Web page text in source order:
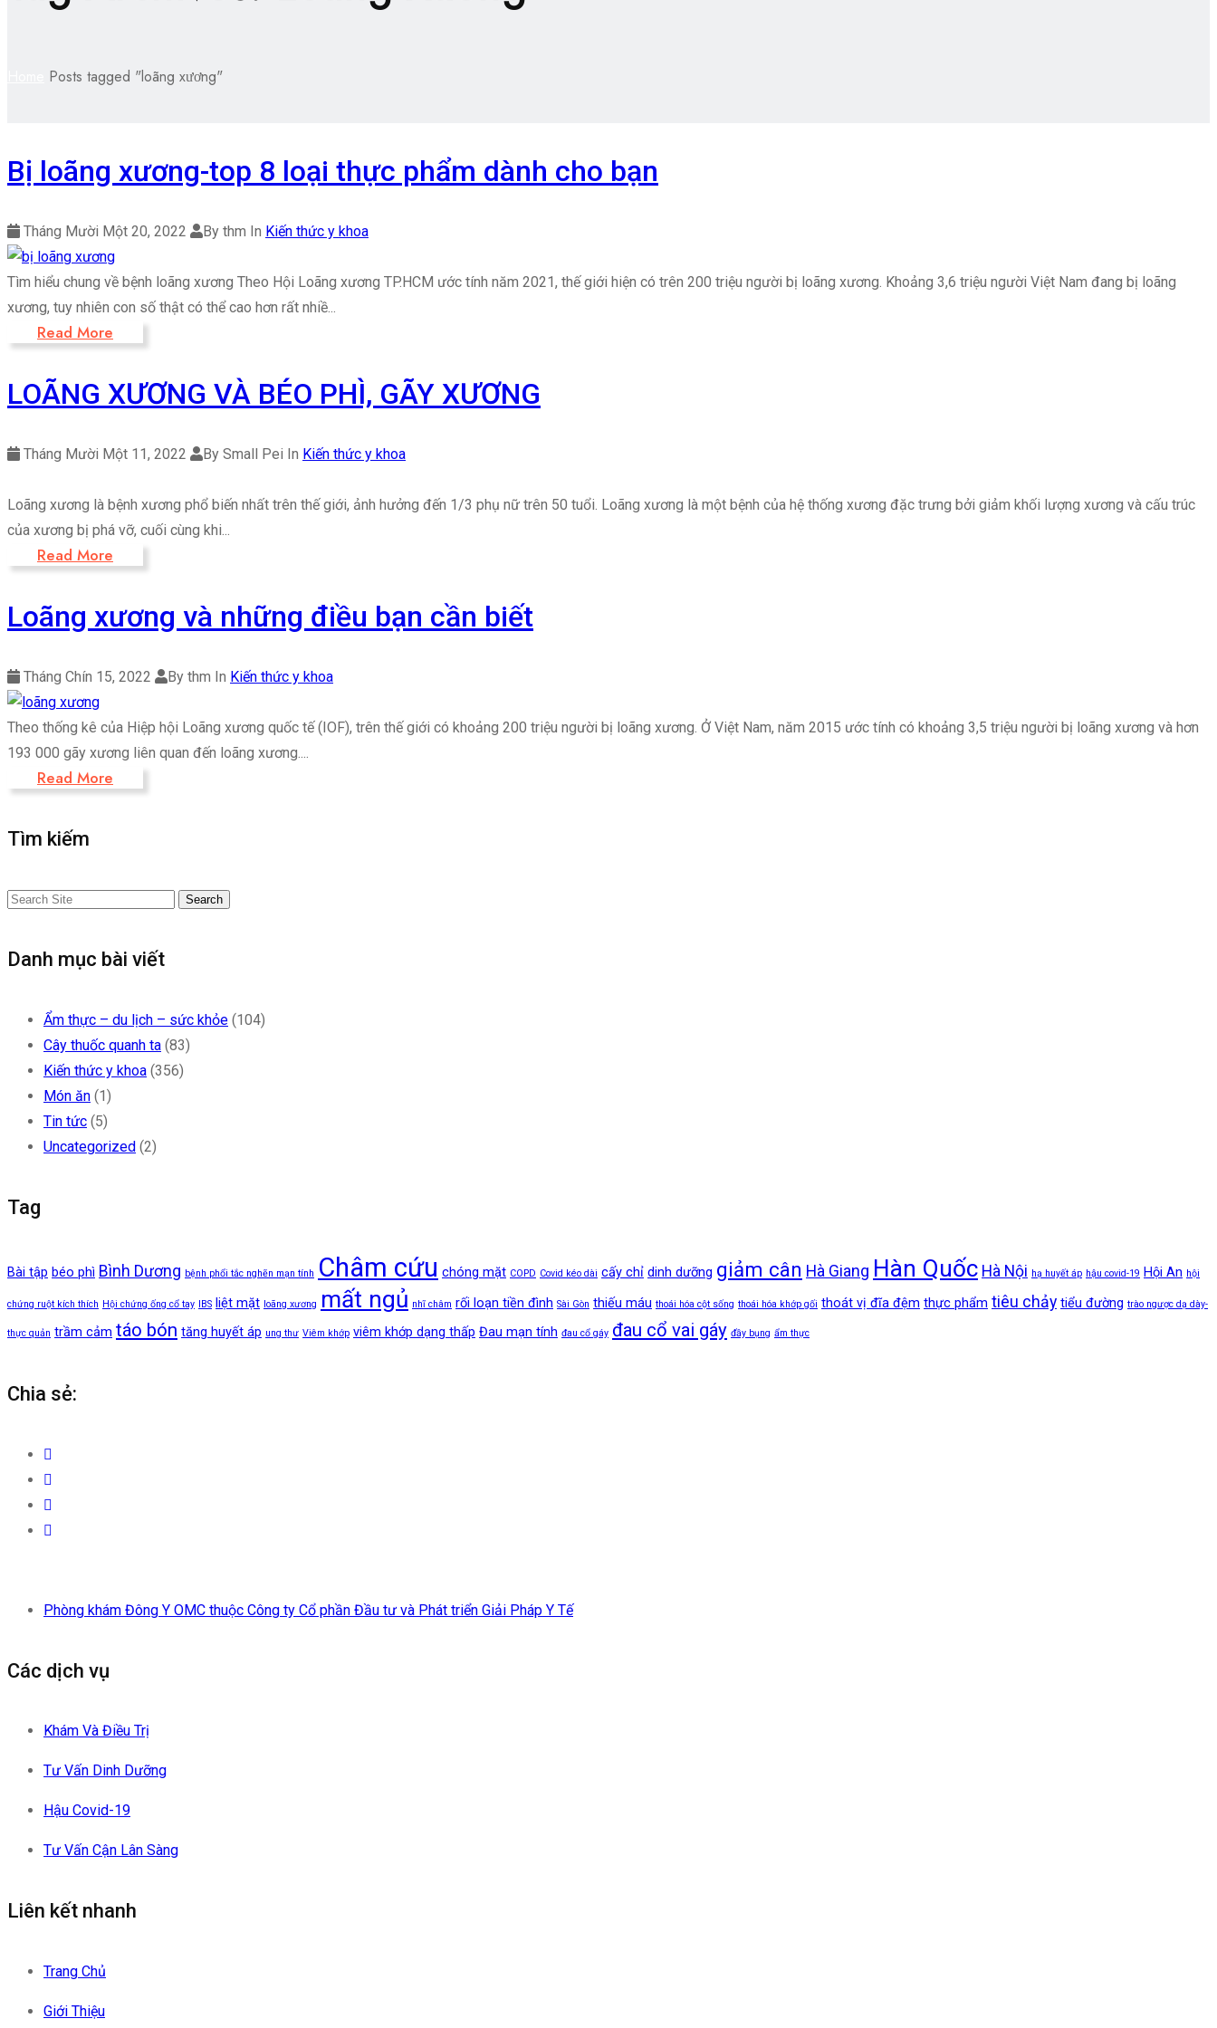
Posts tagged "loãng xương"
Bị loãng xương-top 8 loại thực phẩm dành cho bạn
Tháng Mười Một 20, 2022 By thm In Kiến thức y khoa
Tìm hiểu chung về bệnh loãng xương Theo Hội Loãng xương TP.HCM ước tính năm 2021, thế giới hiện có trên 200 triệu người bị loãng xương. Khoảng 3,6 triệu người Việt Nam đang bị loãng
xương, tuy nhiên con số thật có thể cao hơn rất nhiề...
Read More
LOÃNG XƯƠNG VÀ BÉO PHÌ, GÃY XƯƠNG
Tháng Mười Một 11, 2022 By Small Pei In Kiến thức y khoa
Loãng xương là bệnh xương phổ biến nhất trên thế giới, ảnh hưởng đến 1/3 phụ nữ trên 50 tuổi. Loãng xương là một bệnh của hệ thống xương đặc trưng bởi giảm khối lượng xương và cấu trúc
của xương bị phá vỡ, cuối cùng khi...
Read More
Loãng xương và những điều bạn cần biết
Tháng Chín 15, 2022 By thm In Kiến thức y khoa
Theo thống kê của Hiệp hội Loãng xương quốc tế (IOF), trên thế giới có khoảng 200 triệu người bị loãng xương. Ở Việt Nam, năm 2015 ước tính có khoảng 3,5 triệu người bị loãng xương và hơn
193 000 gãy xương liên quan đến loãng xương....
Read More
Tìm kiếm
Search
Danh mục bài viết
Ẩm thực – du lịch – sức khỏe (104)
Cây thuốc quanh ta (83)
Kiến thức y khoa (356)
Món ăn (1)
Tin tức (5)
Uncategorized (2)
Tag
Bài tập béo phì Bình Dương bệnh phổi tắc nghẽn mạn tính Châm cứu chóng mặt COPD Covid kéo dài cấy chỉ dinh dưỡng giảm cân Hà Giang Hàn Quốc Hà Nội hạ huyết áp hậu covid-19 Hội An hội
chứng ruột kích thích Hội chứng ống cổ tay IBS liệt mặt loãng xương mất ngủ nhĩ châm rối loạn tiền đình Sài Gòn thiếu máu thoái hóa cột sống thoái hóa khớp gối thoát vị đĩa đệm thực phẩm tiêu chảy tiểu đường trào ngược dạ dày-
thực quản trầm cảm táo bón tăng huyết áp ung thư Viêm khớp viêm khớp dạng thấp Đau mạn tính đau cổ gáy đau cổ vai gáy đầy bụng ẩm thực
Chia sẻ:
Phòng khám Đông Y OMC thuộc Công ty Cổ phần Đầu tư và Phát triển Giải Pháp Y Tế
Các dịch vụ
Khám Và Điều Trị
Tư Vấn Dinh Dưỡng
Hậu Covid-19
Tư Vấn Cận Lân Sàng
Liên kết nhanh
Trang Chủ
Giới Thiệu